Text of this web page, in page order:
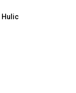
za rok 2023